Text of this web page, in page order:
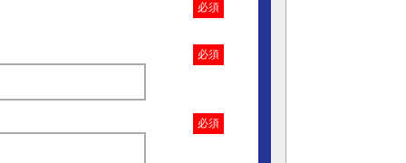
必須
必須
必須